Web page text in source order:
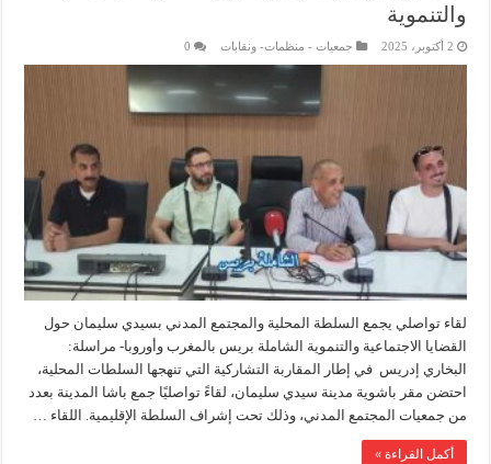
والتنموية
2 أكتوبر، 2025 جمعيات - منظمات- ونقابات 0
لقاء تواصلي يجمع السلطة المحلية والمجتمع المدني بسيدي سليمان حول
القضايا الاجتماعية والتنموية الشاملة بريس بالمغرب وأوروبا- مراسلة:
البخاري إدريس في إطار المقاربة التشاركية التي تنهجها السلطات المحلية،
احتضن مقر باشوية مدينة سيدي سليمان، لقاءً تواصليًا جمع باشا المدينة بعدد
من جمعيات المجتمع المدني، وذلك تحت إشراف السلطة الإقليمية. اللقاء …
أكمل القراءة »